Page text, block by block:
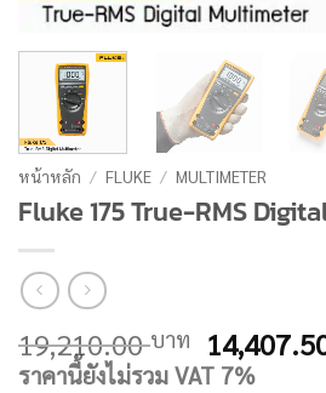
หน้าหลัก / FLUKE / MULTIMETER
Fluke 175 True-RMS
19,210.00บาท Original
price
ราคานี้ยังไม่รวม VAT 7%